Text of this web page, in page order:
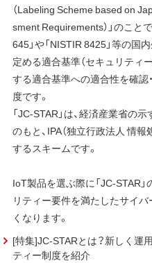
（Labeling Scheme based on
sment Requirements）」のこと
645」や「NISTIR 8425」等の国
定める適合基準（セキュリティ
する適合基準への適合性を確認
度です。
「JC-STAR」は、経済産業省の
のもと、IPA（独立行政法人 情
するスキームです。
IoT製品を選ぶ際に「JC-STAR
リティー要件を満たしたサイ
くなります。
[特集]JC-STARとは？新しく運
ティー制度を紹介